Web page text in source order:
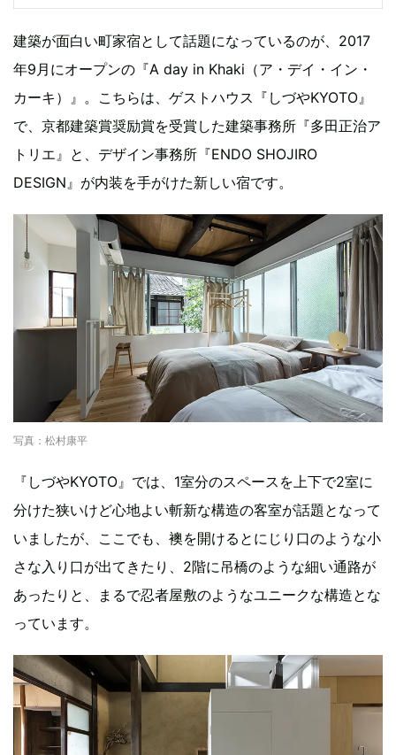
建築が面白い町家宿として話題になっているのが、2017
年9月にオープンの『A day in Khaki（ア・デイ・イン・
カーキ）』。こちらは、ゲストハウス『しづやKYOTO』
で、京都建築賞奨励賞を受賞した建築事務所『多田正治ア
トリエ』と、デザイン事務所『ENDO SHOJIRO
DESIGN』が内装を手がけた新しい宿です。
写真：松村康平
『しづやKYOTO』では、1室分のスペースを上下で2室に
分けた狭いけど心地よい斬新な構造の客室が話題となって
いましたが、ここでも、襖を開けるとにじり口のような小
さな入り口が出てきたり、2階に吊橋のような細い通路が
あったりと、まるで忍者屋敷のようなユニークな構造とな
っています。